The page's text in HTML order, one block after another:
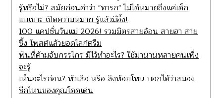
รู้หรือไม่? สมัยก่อนคำว่า "ทารก" ไม่ได้หมายถึงแค่เด็ก
แบเบาะ เปิดความหมาย รู้แล้วมีอึ้ง!
100 แคปชั่นวันแม่ 2026! รวมมิตรสายอ้อน สายฮา สาย
ซึ้ง โพสต์แล้วยอดไลก์ตรึม
ฟันที่ด้ามจับกรรไกร มีไว้ทำอะไร? ใช้มานานหลายคนเพิ่ง
จะรู้
เห็นอะไรก่อน? หัวเสือ หรือ ลิงห้อยโหน บอกได้ว่าสมอง
ซีกไหนของคุณโดดเด่น